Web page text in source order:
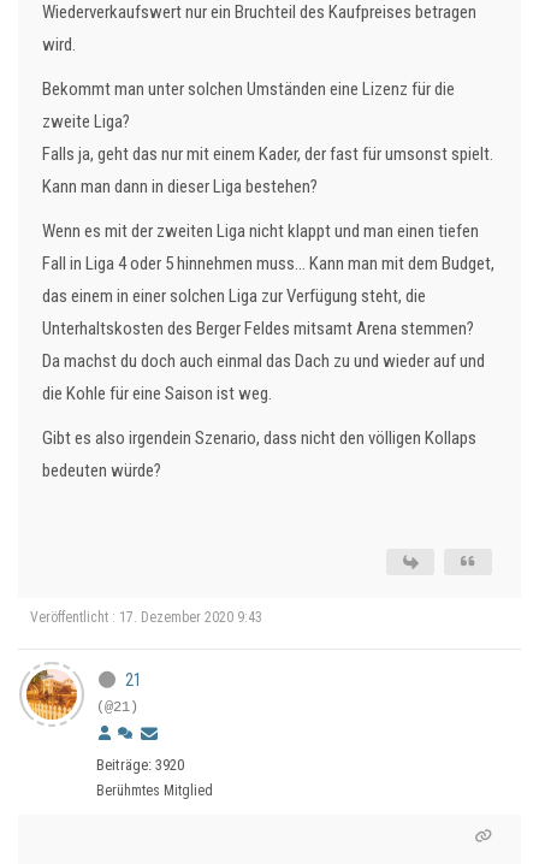
Wiederverkaufswert nur ein Bruchteil des Kaufpreises betragen
wird.
Bekommt man unter solchen Umständen eine Lizenz für die
zweite Liga?
Falls ja, geht das nur mit einem Kader, der fast für umsonst spielt.
Kann man dann in dieser Liga bestehen?
Wenn es mit der zweiten Liga nicht klappt und man einen tiefen
Fall in Liga 4 oder 5 hinnehmen muss... Kann man mit dem Budget,
das einem in einer solchen Liga zur Verfügung steht, die
Unterhaltskosten des Berger Feldes mitsamt Arena stemmen?
Da machst du doch auch einmal das Dach zu und wieder auf und
die Kohle für eine Saison ist weg.
Gibt es also irgendein Szenario, dass nicht den völligen Kollaps
bedeuten würde?
Veröffentlicht : 17. Dezember 2020 9:43
21
(@21)
Beiträge: 3920
Berühmtes Mitglied